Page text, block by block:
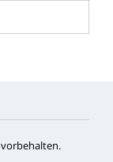
vorbehalten.